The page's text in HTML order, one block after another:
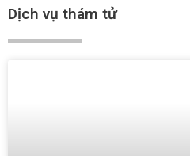
Dịch vụ thám tử